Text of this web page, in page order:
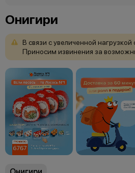
Онигири
В связи сувеличенной нагрузкой
Приносим извинения за
благодарим за понимание!